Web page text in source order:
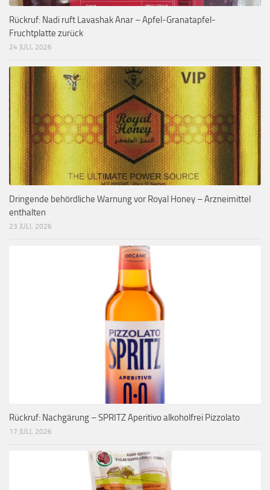
Rückruf: Nadi ruft Lavashak Anar – Apfel-Granatapfel-
Fruchtplatte zurück
24 JULI, 2026
Dringende behördliche Warnung vor Royal Honey – Arzneimittel
enthalten
23 JULI, 2026
Rückruf: Nachgärung – SPRITZ Aperitivo alkoholfrei Pizzolato
17 JULI, 2026